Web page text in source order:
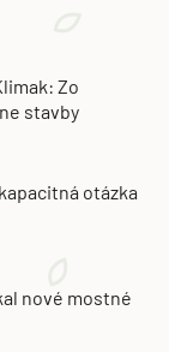
Zo
stavby
otázka
nové mostné